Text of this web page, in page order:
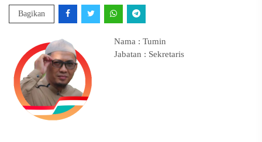
Bagikan
Nama : Tumin
Jabatan : Sekretaris